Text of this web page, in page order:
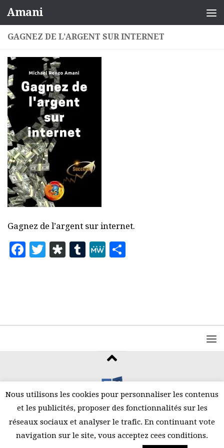
Skip to content
Amani
GAGNEZ DE L’ARGENT SUR INTERNET
Gagnez de l’argent sur internet.
Facebook
Twitter
Diaspora
Tumblr
MeWe
©2026 Amani
Nous utilisons les cookies pour personnaliser les contenus
et les publicités, proposer des fonctionnalités sur les
réseaux sociaux et analyser le trafic. En continuant vote
navigation sur le site, vous acceptez cees conditions.